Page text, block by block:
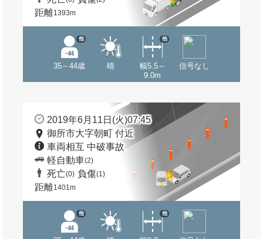
距離1393m
35～44歳
他
晴
幅5.5～
9.0m
他
信号なし
2019年6月11日(火)07:45
御所市大字朝町 付近
車両相互 中破事故
軽自動車(2)
死亡(0) 負傷(1)
距離1401m
他 他